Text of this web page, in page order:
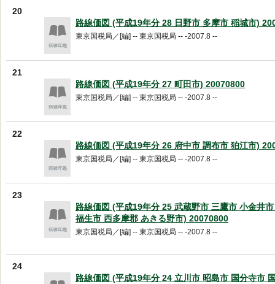
20
路線価図 (平成19年分 28 日野市 多摩市 稲城市)
東京国税局／[編] -- 東京国税局 -- -2007.8 --
21
路線価図 (平成19年分 27 町田市) 20070800
東京国税局／[編] -- 東京国税局 -- -2007.8 --
22
路線価図 (平成19年分 26 府中市 調布市 狛江市)
東京国税局／[編] -- 東京国税局 -- -2007.8 --
23
路線価図 (平成19年分 25 武蔵野市 三鷹市 小金井
福生市 西多摩郡 あきる野市) 20070800
東京国税局／[編] -- 東京国税局 -- -2007.8 --
24
路線価図 (平成19年分 24 立川市 昭島市 国分寺市